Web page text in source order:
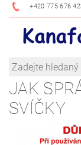
+420 775 676
JAK
SVÍČKY